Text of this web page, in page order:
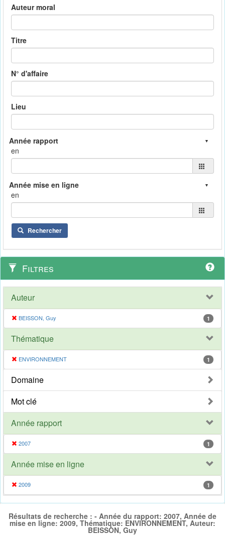
Auteur moral
Titre
N° d'affaire
Lieu
en
en
Rechercher
Filtres
Auteur
BEISSON, Guy 1
Thématique
ENVIRONNEMENT 1
Domaine
Mot clé
Année rapport
2007 1
Année mise en ligne
2009 1
Résultats de recherche : - Année du rapport: 2007, Année de
mise en ligne: 2009, Thématique: ENVIRONNEMENT, Auteur:
BEISSON, Guy